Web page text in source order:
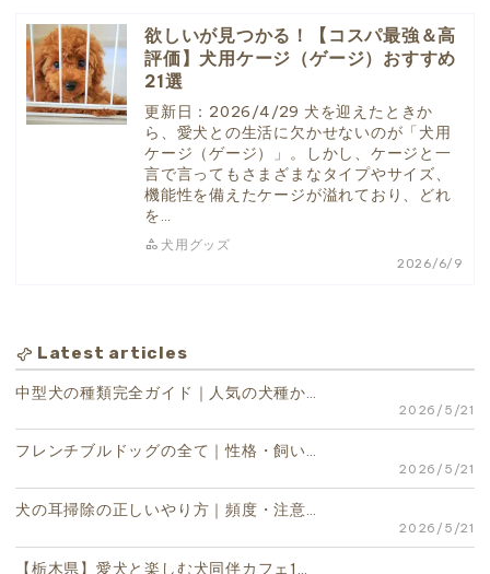
欲しいが見つかる！【コスパ最強＆高
評価】犬用ケージ（ゲージ）おすすめ
21選
更新日：2026/4/29 犬を迎えたときか
ら、愛犬との生活に欠かせないのが「犬用
ケージ（ゲージ）」。しかし、ケージと一
言で言ってもさまざまなタイプやサイズ、
機能性を備えたケージが溢れており、どれ
を…
犬用グッズ
2026/6/9
pet_supplies Latest articles
中型犬の種類完全ガイド｜人気の犬種か…
2026/5/21
フレンチブルドッグの全て｜性格・飼い…
2026/5/21
犬の耳掃除の正しいやり方｜頻度・注意…
2026/5/21
【栃木県】愛犬と楽しむ犬同伴カフェ1…